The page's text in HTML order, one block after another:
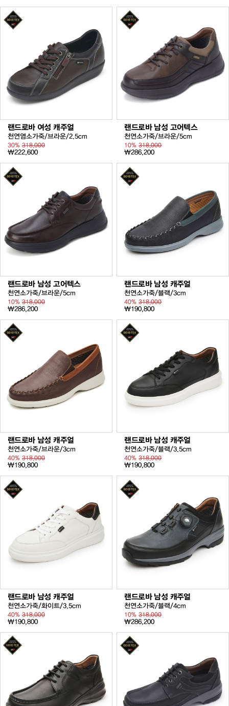
랜드로바 여성 캐주얼
천연염소가죽/브라운/2.5cm
30% 318,000
₩222,600
랜드로바 남성 고어텍스
천연소가죽/브라운/5cm
10%318,000
₩286,200
랜드로바 남성 고어텍스
천연소가죽/브라운/5cm
10% 318,000
₩286,200
랜드로바 남성 캐주얼
천연소가죽/블랙/3cm
40%318,000
₩190,800
랜드로바 남성 캐주얼
천연소가죽/브라운/3cm
40% 318,000
₩190,800
랜드로바 남성 캐주얼
천연소가죽/블랙/3.5cm
40%318,000
₩190,800
랜드로바 남성 캐주얼
천연소가죽/화이트/3.5cm
40% 318,000
₩190,800
랜드로바 남성 캐주얼
천연소가죽/블랙/4cm
10%318,000
₩286,200